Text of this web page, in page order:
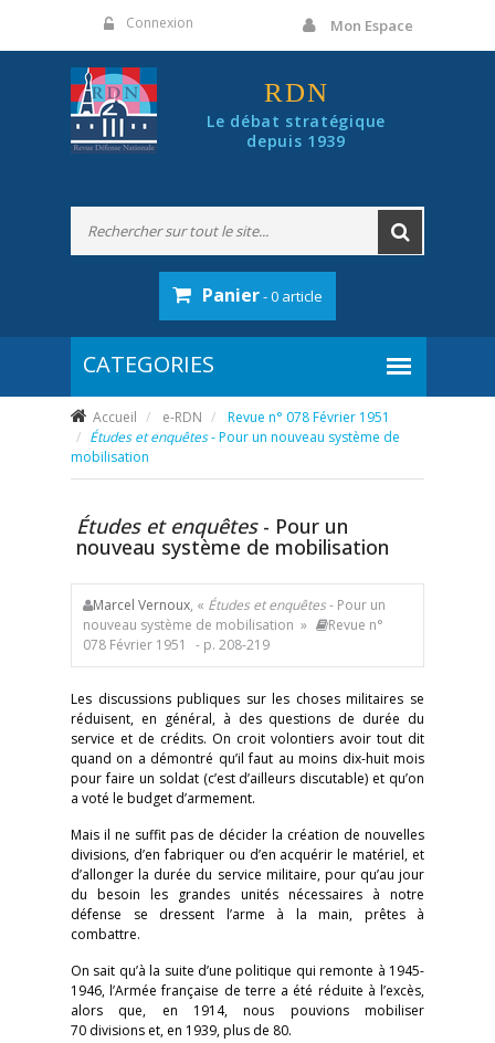
Connexion Mon Espace
RDN
Le débat stratégique
depuis 1939
Panier- 0 article
Accueil e-RDN
Revue n° 078 Février 1951
Études et enquêtes- Pour un nouveau système de
mobilisation
Études et enquêtes- Pour un
nouveau système de mobilisation
Marcel Vernoux, « Études et enquêtes- Pour un
nouveau système de mobilisation »
Revue n°
078 Février 1951
- p. 208-219
Les discussions publiques sur les choses militaires se
réduisent, en général, à des questions de durée du
service et de crédits. On croit volontiers avoir tout dit
quand on a démontré qu’il faut au moins dix-huit mois
pour faire un soldat (c’est d’ailleurs discutable) et qu’on
a voté le budget d’armement.
Mais il ne suffit pas de décider la création de nouvelles
divisions, d’en fabriquer ou d’en acquérir le matériel, et
d’allonger la durée du service militaire, pour qu’au jour
du besoin les grandes unités nécessaires à notre
défense se dressent l’arme à la main, prêtes à
combattre.
On sait qu’à la suite d’une politique qui remonte à 1945-
1946, l’Armée française de terre a été réduite à l’excès,
alors que, en 1914, nous pouvions mobiliser
70 divisions et, en 1939, plus de 80.